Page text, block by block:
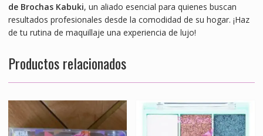
de Brochas Kabuki, un aliado esencial para quienes buscan
resultados profesionales desde la comodidad de su hogar. ¡Haz
de tu rutina de maquillaje una experiencia de lujo!
Productos relacionados